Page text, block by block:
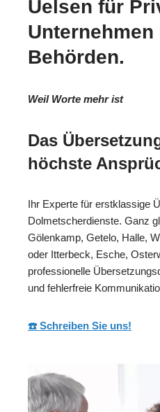
Uelsen für
Unternehmen
Behörden.
Weil Worte mehr ist
Das
höchste
Ihr Experte für erstklassige
Dolmetscherdienste. Ganz
Gölenkamp, Getelo, Halle,
oder Itterbeck, Esche,
professionelle
und fehlerfreie
☎️ Schreiben Sie uns!